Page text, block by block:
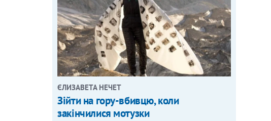
ЄЛИЗАВЕТА НЕЧЕТ
Зійти на гору-вбивцю, коли
закінчилися мотузки